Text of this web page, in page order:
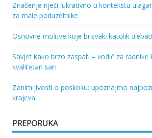
Značenje riječi lukrativno u kontekstu
za male poduzetnike
Osnovne molitve koje bi svaki katolik
Savjet kako brzo zaspati – vodič za radnike
kvalitetan san
Zanimljivosti o poskoku: upoznajmo
krajeva
PREPORUKA